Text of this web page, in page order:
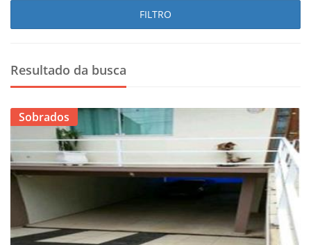
FILTRO
Resultado da busca
Sobrados